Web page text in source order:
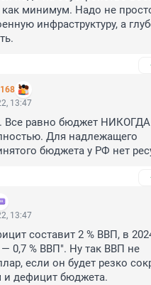
как минимум. Надо не
инфраструктуру, а
13:47
Все равно бюджет
Для надлежащего
бюджета у РФ нет
13:47
составит 2 % ВВП, в
0,7 % ВВП". Ну так ВВП не
если он будет резко
и дефицит бюджета.